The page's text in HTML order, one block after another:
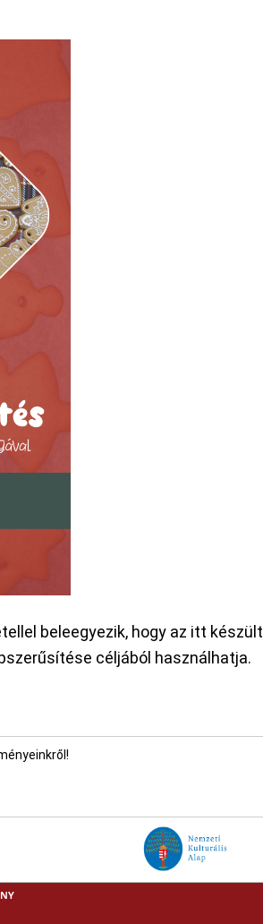
beleegyezik, hogy az itt készült
céljából használhatja.